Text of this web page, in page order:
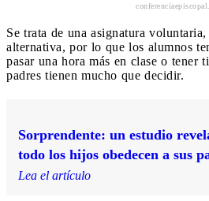
Se trata de una asignatura
alternativa, por lo que los alumnos
pasar una hora más en clase o tener
padres tienen mucho que decidir.
Sorprendente: un estudio
todo los hijos obedecen a sus
Lea el artículo